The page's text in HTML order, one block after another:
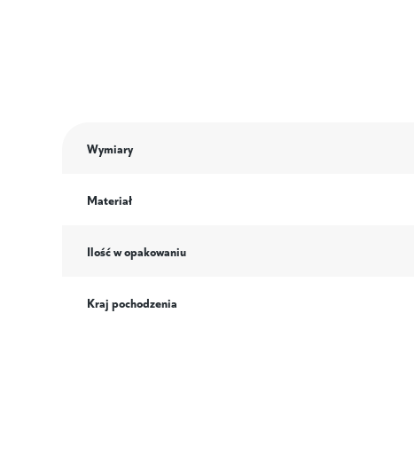
Wymiary
Materiał
Ilość w opakowaniu
Kraj pochodzenia